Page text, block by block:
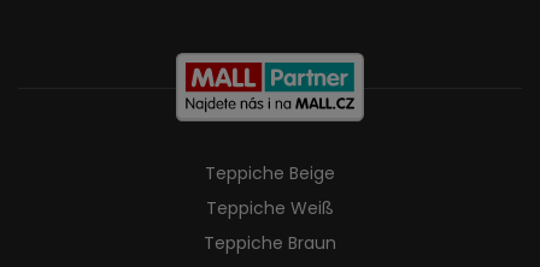
Teppiche Beige
Teppiche Weiß
Teppiche Braun